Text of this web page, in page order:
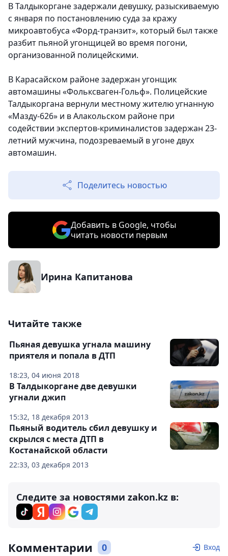
В Талдыкоргане задержали девушку, разыскиваемую
с января по постановлению суда за кражу
микроавтобуса «Форд-транзит», который был также
разбит пьяной угонщицей во время погони,
организованной полицейскими.
В Карасайском районе задержан угонщик
автомашины «Фольксваген-Гольф». Полицейские
Талдыкоргана вернули местному жителю угнанную
«Мазду-626» и в Алакольском районе при
содействии экспертов-криминалистов задержан 23-
летний мужчина, подозреваемый в угоне двух
автомашин.
Поделитесь новостью
Добавить в Google, чтобы
читать новости первым
Ирина Капитанова
Читайте также
18:23, 04 июня 2018
Пьяная девушка угнала машину
приятеля и попала в ДТП
15:32, 18 декабря 2013
В Талдыкоргане две девушки
угнали джип
22:33, 03 декабря 2013
Пьяный водитель сбил девушку и
скрылся с места ДТП в
Костанайской области
Следите за новостями zakon.kz в:
Комментарии 0 Вход